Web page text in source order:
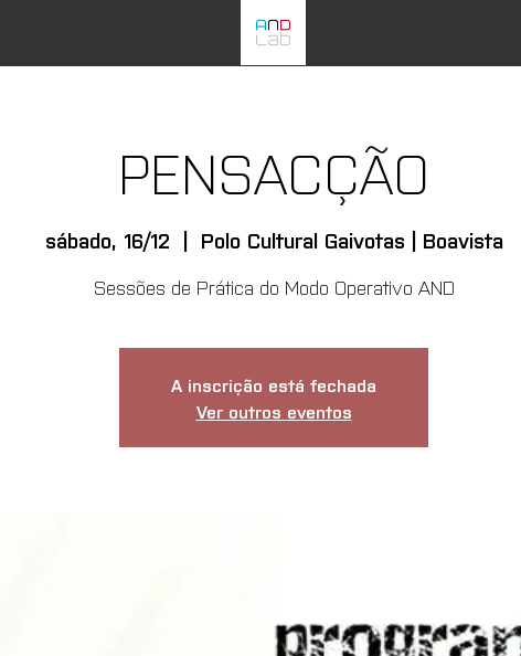
PENSACÇÃO
sábado, 16/12
  |
Polo Cultural Gaivotas | Boavista
Sessões de Prática do Modo Operativo AND
A inscrição está fechada
Ver outros eventos